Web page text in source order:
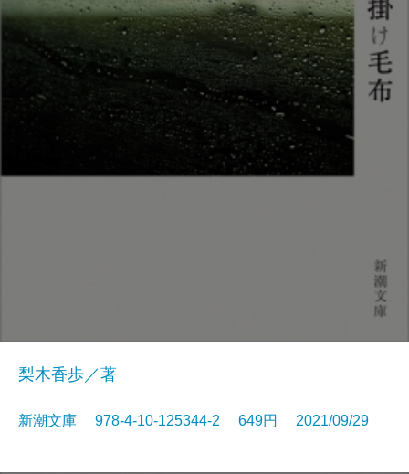
梨木香歩／著
新潮文庫 978-4-10-125344-2 649円 2021/09/29